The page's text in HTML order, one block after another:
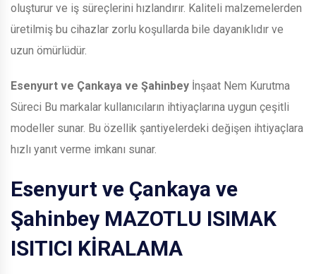
oluşturur ve iş süreçlerini hızlandırır. Kaliteli malzemelerden
üretilmiş bu cihazlar zorlu koşullarda bile dayanıklıdır ve
uzun ömürlüdür.
Esenyurt ve Çankaya ve Şahinbey İnşaat Nem Kurutma
Süreci Bu markalar kullanıcıların ihtiyaçlarına uygun çeşitli
modeller sunar. Bu özellik şantiyelerdeki değişen ihtiyaçlara
hızlı yanıt verme imkanı sunar.
Esenyurt ve Çankaya ve
ŞahinbeyMAZOTLU ISIMAK
ISITICI KİRALAMA